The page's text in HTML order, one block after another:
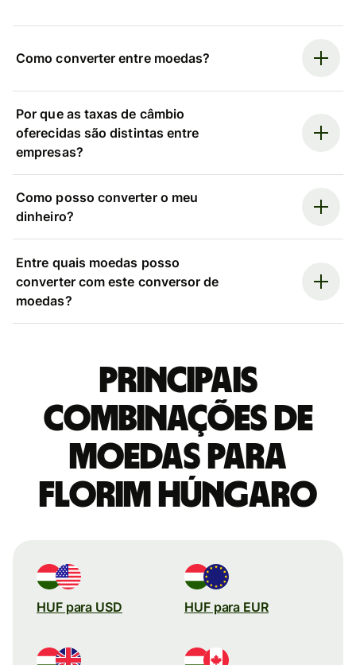
Como converter entre moedas?
Por que as taxas de câmbio
oferecidas são distintas entre
empresas?
Como posso converter o meu
dinheiro?
Entre quais moedas posso
converter com este conversor de
moedas?
Principais
combinações de
moedas para
Florim húngaro
HUF para USD HUF para EUR